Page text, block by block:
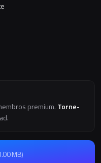
premium. Torne-
MB)